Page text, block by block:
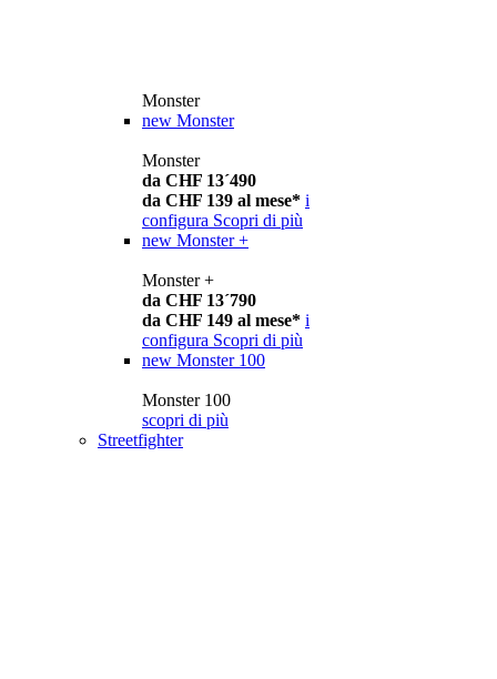
Monster
new Monster
Monster
da CHF 13´490
da CHF 139 al mese* i
configura Scopri di più
new Monster +
Monster +
da CHF 13´790
da CHF 149 al mese* i
configura Scopri di più
new Monster 100
Monster 100
scopri di più
Streetfighter